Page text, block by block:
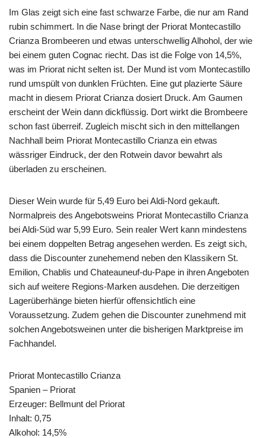
Im Glas zeigt sich eine fast schwarze Farbe, die nur am Rand
rubin schimmert. In die Nase bringt der Priorat Montecastillo
Crianza Brombeeren und etwas unterschwellig Alhohol, der wie
bei einem guten Cognac riecht. Das ist die Folge von 14,5%,
was im Priorat nicht selten ist. Der Mund ist vom Montecastillo
rund umspült von dunklen Früchten. Eine gut plazierte Säure
macht in diesem Priorat Crianza dosiert Druck. Am Gaumen
erscheint der Wein dann dickflüssig. Dort wirkt die Brombeere
schon fast überreif. Zugleich mischt sich in den mittellangen
Nachhall beim Priorat Montecastillo Crianza ein etwas
wässriger Eindruck, der den Rotwein davor bewahrt als
überladen zu erscheinen.
Dieser Wein wurde für 5,49 Euro bei Aldi-Nord gekauft.
Normalpreis des Angebotsweins Priorat Montecastillo Crianza
bei Aldi-Süd war 5,99 Euro. Sein realer Wert kann mindestens
bei einem doppelten Betrag angesehen werden. Es zeigt sich,
dass die Discounter zunehemend neben den Klassikern St.
Emilion, Chablis und Chateauneuf-du-Pape in ihren Angeboten
sich auf weitere Regions-Marken ausdehen. Die derzeitigen
Lagerüberhänge bieten hierfür offensichtlich eine
Voraussetzung. Zudem gehen die Discounter zunehmend mit
solchen Angebotsweinen unter die bisherigen Marktpreise im
Fachhandel.
Priorat Montecastillo Crianza
Spanien – Priorat
Erzeuger: Bellmunt del Priorat
Inhalt: 0,75
Alkohol: 14,5%